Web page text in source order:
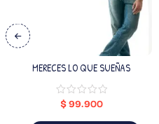
MERECES LO QUE SUEÑAS
$99.900